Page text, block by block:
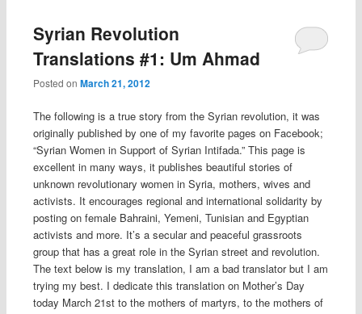
Syrian Revolution
Translations #1: Um Ahmad
Posted on March 21, 2012
The following is a true story from the Syrian revolution, it was
originally published by one of my favorite pages on Facebook;
“Syrian Women in Support of Syrian Intifada.” This page is
excellent in many ways, it publishes beautiful stories of
unknown revolutionary women in Syria, mothers, wives and
activists. It encourages regional and international solidarity by
posting on female Bahraini, Yemeni, Tunisian and Egyptian
activists and more. It’s a secular and peaceful grassroots
group that has a great role in the Syrian street and revolution.
The text below is my translation, I am a bad translator but I am
trying my best. I dedicate this translation on Mother’s Day
today March 21st to the mothers of martyrs, to the mothers of